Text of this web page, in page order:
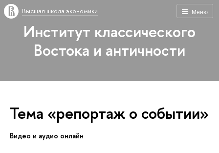
Меню
Высшая школа экономики
Институт классического
Востока и античности
Тема «репортаж о событии»
Видео и аудио онлайн